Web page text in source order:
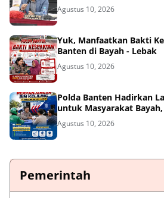
Agustus 10, 2026
Yuk, Manfaatkan Bakti
Banten di Bayah - Lebak
Agustus 10, 2026
Polda Banten Hadirkan
untuk Masyarakat
Agustus 10, 2026
Pemerintah